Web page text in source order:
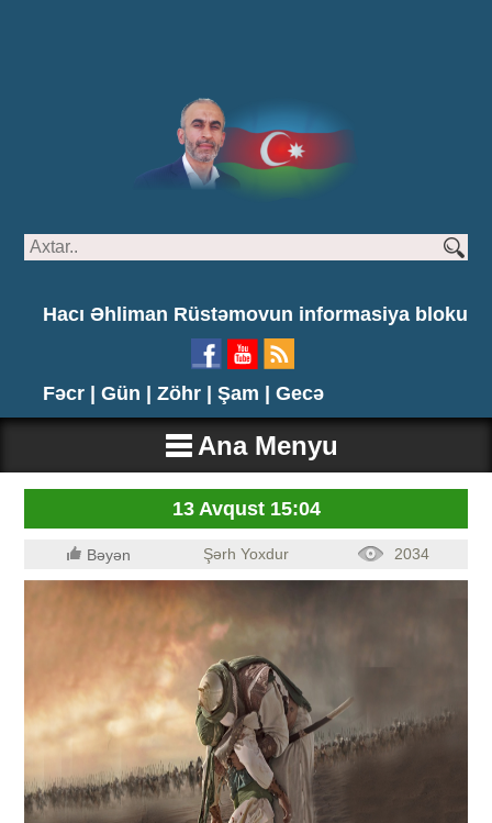
Hacı Əhliman Rüstəmovun informasiya bloku
Fəcr | Gün | Zöhr | Şam | Gecə
Ana Menyu
13 Avqust 15:04
Bəyən Şərh Yoxdur 2034